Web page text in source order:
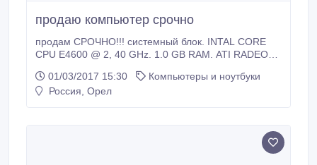
продаю компьютер срочно
продам СРОЧНО!!! системный блок. INTAL CORE
CPU E4600 @ 2, 40 GHz. 1.0 GB RAM. ATI RADEON
Монитор пузатый на 17 дюймов. могу уступить в
цене.
01/03/2017 15:30
Компьютеры и ноутбуки
Россия, Орел